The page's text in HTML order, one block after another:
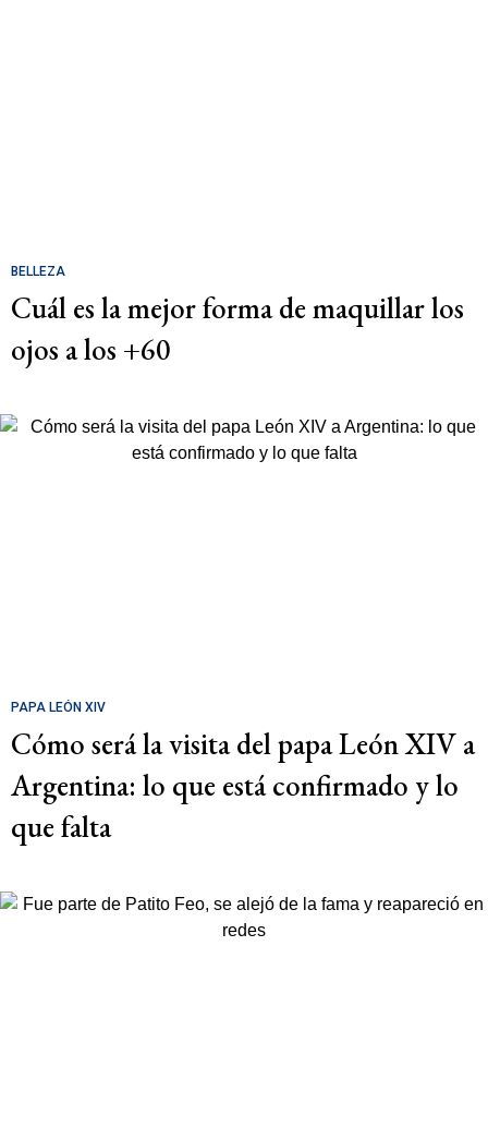
BELLEZA
Cuál es la mejor forma de maquillar los
ojos a los +60
PAPA LEÓN XIV
Cómo será la visita del papa León XIV a
Argentina: lo que está confirmado y lo
que falta